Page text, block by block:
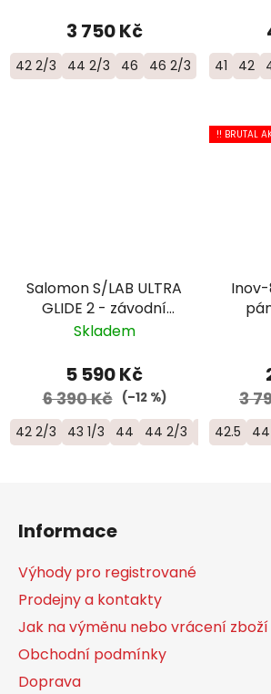
3 750 Kč
42 2/3 44 2/3 46 46 2/3 41 42
Salomon S/LAB ULTRA
GLIDE 2 - závodní
trailová běžecká bota
Skladem
5 590 Kč
6 390 Kč (–12 %)
42 2/3 43 1/3 44 44 2/3 45 1/3 46
!! BRUTAL
Inov-
3
42.5 44
Informace
Výhody pro registrované
Prodejny a kontakty
Jak na výměnu nebo vrácení zboží
Obchodní podmínky
Doprava